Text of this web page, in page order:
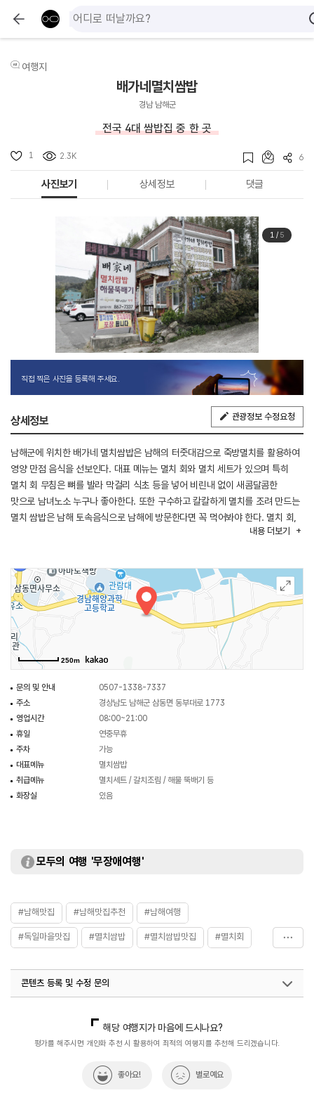
여행지
배가네멸치쌈밥
경남 남해군
전국 4대 쌈밥집 중 한 곳
1 2.3K 6
사진보기 상세정보 댓글
1/ 5
직접 찍은 사진을 등록해 주세요.
상세정보 관광정보 수정요청
남해군에 위치한 배가네 멸치쌈밥은 남해의 터줏대감으로 죽방멸치를 활용하여
영양 만점 음식을 선보인다. 대표 메뉴는 멸치 회와 멸치 세트가 있으며 특히
멸치 회 무침은 뼈를 발라 막걸리 식초 등을 넣어 비린내 없이 새콤달콤한
맛으로 남녀노소 누구나 좋아한다. 또한 구수하고 칼칼하게 멸치를 조려 만드는
멸치 쌈밥은 남해 토속음식으로 남해에 방문한다면 꼭 먹어봐야 한다. 멸치 회,
멸치 쌈밥은 2인분부터 포장도 가능하다. 근처 관광지로는 남해의 명소
내용 더보기
250m
문의 및 안내
0507-1338-7337
주소
경상남도 남해군 삼동면 동부대로 1773
영업시간
08:00~21:00
휴일
연중무휴
주차
가능
대표메뉴
멸치쌈밥
취급메뉴
멸치세트 / 갈치조림 / 해물 뚝배기 등
화장실
있음
모두의 여행 '무장애여행'
#남해맛집 #남해맛집추천 #남해여행
#독일마을맛집 #멸치쌈밥 #멸치쌈밥맛집 #멸치회
콘텐츠 등록 및 수정 문의
해당 여행지가 마음에 드시나요?
평가를 해주시면 개인화 추천 시 활용하여 최적의 여행지를 추천해 드리겠습니다.
좋아요! 별로예요